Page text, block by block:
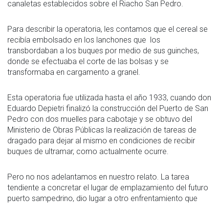
canaletas establecidos sobre el Riacho San Pedro.
Para describir la operatoria, les contamos que el cereal se
recibía embolsado en los lanchones que los
transbordaban a los buques por medio de sus guinches,
donde se efectuaba el corte de las bolsas y se
transformaba en cargamento a granel.
Esta operatoria fue utilizada hasta el año 1933, cuando don
Eduardo Depietri finalizó la construcción del Puerto de San
Pedro con dos muelles para cabotaje y se obtuvo del
Ministerio de Obras Públicas la realización de tareas de
dragado para dejar al mismo en condiciones de recibir
buques de ultramar, como actualmente ocurre.
Pero no nos adelantamos en nuestro relato. La tarea
tendiente a concretar el lugar de emplazamiento del futuro
puerto sampedrino, dio lugar a otro enfrentamiento que